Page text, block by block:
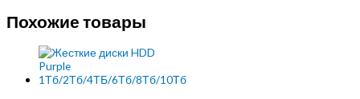
Похожие товары